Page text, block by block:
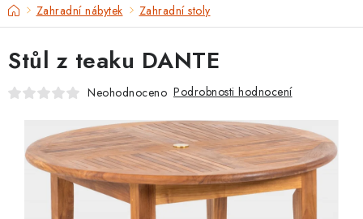
Zahradní nábytek
Grily a ohniště
Kontakty
DomůZahradní nábytek Zahradní stoly
Stůl z teaku DANTE
Neohodnoceno Podrobnosti hodnocení